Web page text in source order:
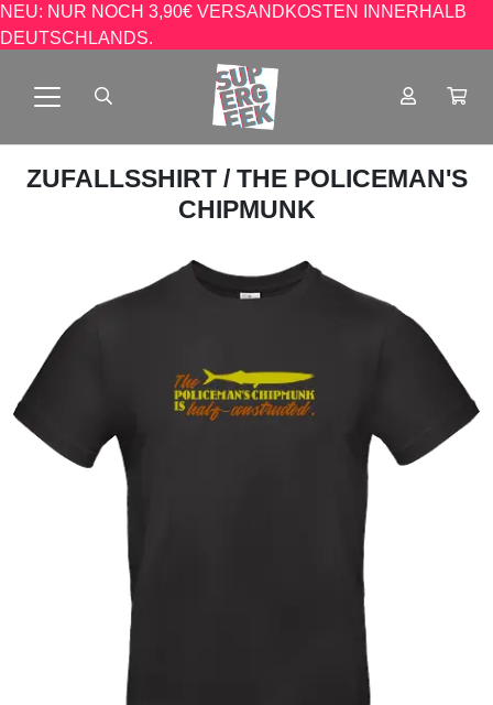
NEU: NUR NOCH 3,90€ VERSANDKOSTEN INNERHALB
DEUTSCHLANDS.
ZUFALLSSHIRT / THE POLICEMAN'S
CHIPMUNK